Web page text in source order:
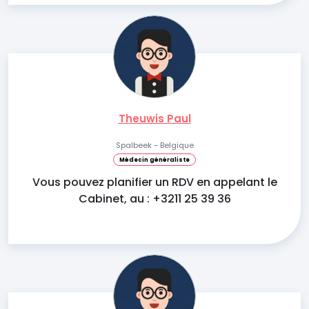
Theuwis Paul
Spalbeek - Belgique
Médecin généraliste
Vous pouvez planifier un RDV en appelant le
Cabinet, au : +3211 25 39 36